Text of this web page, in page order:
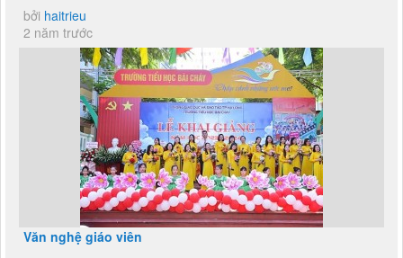
bởi haitrieu
2 năm trước
Văn nghệ giáo viên